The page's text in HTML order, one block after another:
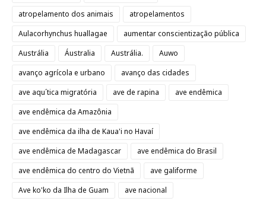
atropelamento dos animais
atropelamentos
Aulacorhynchus huallagae
aumentar conscientização pública
Austrália
Áustralia Austrália.
Auwo
avanço agrícola e urbano
avanço das cidades
ave aqu´tica migratória
ave de rapina
ave endêmica
ave endêmica da Amazônia
ave endêmica da ilha de Kaua'i no Havaí
ave endêmica de Madagascar
ave endêmica do Brasil
ave endêmica do centro do Vietnã
ave galiforme
Ave ko'ko da Ilha de Guam
ave nacional